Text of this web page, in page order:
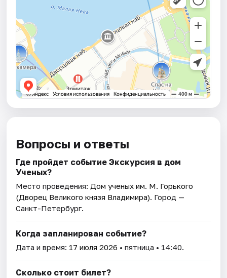
Вопросы и ответы
Где пройдет событие Экскурсия в дом
Ученых?
Место проведения: Дом ученых им. М. Горького
(Дворец Великого князя Владимира). Город —
Санкт-Петербург.
Когда запланирован событие?
Дата и время: 17 июля 2026 • пятница • 14:40.
Сколько стоит билет?